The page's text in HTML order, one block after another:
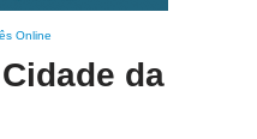
Online
da